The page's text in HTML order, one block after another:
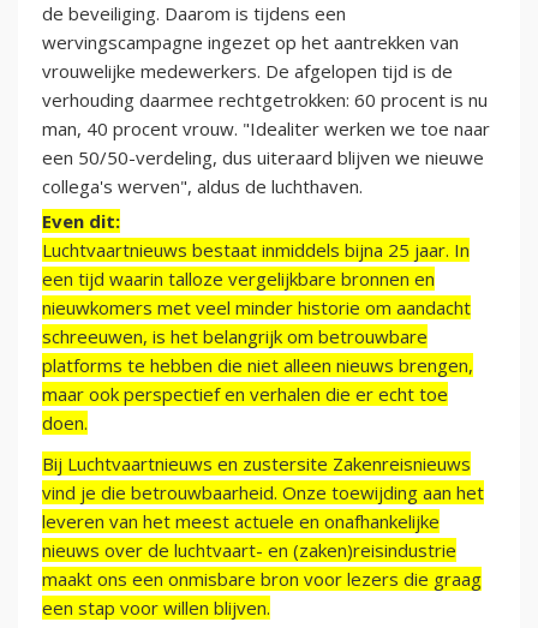
de beveiliging. Daarom is tijdens een
wervingscampagne ingezet op het aantrekken van
vrouwelijke medewerkers. De afgelopen tijd is de
verhouding daarmee rechtgetrokken: 60 procent is nu
man, 40 procent vrouw. "Idealiter werken we toe naar
een 50/50-verdeling, dus uiteraard blijven we nieuwe
collega's werven", aldus de luchthaven.
Even dit:
Luchtvaartnieuws bestaat inmiddels bijna 25 jaar. In
een tijd waarin talloze vergelijkbare bronnen en
nieuwkomers met veel minder historie om aandacht
schreeuwen, is het belangrijk om betrouwbare
platforms te hebben die niet alleen nieuws brengen,
maar ook perspectief en verhalen die er echt toe
doen.
Bij Luchtvaartnieuws en zustersite Zakenreisnieuws
vind je die betrouwbaarheid. Onze toewijding aan het
leveren van het meest actuele en onafhankelijke
nieuws over de luchtvaart- en (zaken)reisindustrie
maakt ons een onmisbare bron voor lezers die graag
een stap voor willen blijven.